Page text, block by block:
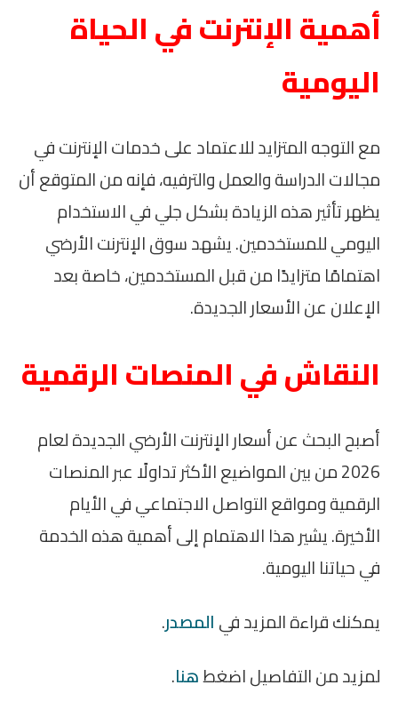
أهمية الإنترنت في الحياة
اليومية
مع التوجه المتزايد للاعتماد على خدمات الإنترنت في
مجالات الدراسة والعمل والترفيه، فإنه من المتوقع أن
يظهر تأثير هذه الزيادة بشكل جلي في الاستخدام
اليومي للمستخدمين. يشهد سوق الإنترنت الأرضي
اهتمامًا متزايدًا من قبل المستخدمين، خاصة بعد
الإعلان عن الأسعار الجديدة.
النقاش في المنصات الرقمية
أصبح البحث عن أسعار الإنترنت الأرضي الجديدة لعام
2026 من بين المواضيع الأكثر تداولًا عبر المنصات
الرقمية ومواقع التواصل الاجتماعي في الأيام
الأخيرة. يشير هذا الاهتمام إلى أهمية هذه الخدمة
في حياتنا اليومية.
يمكنك قراءة المزيد فيالمصدر.
لمزيد من التفاصيل اضغطهنا.